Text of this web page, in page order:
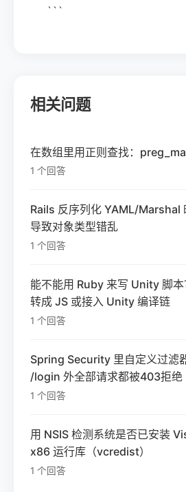
```
相关问题
在数组里用正则查找：
1 个回答
Rails 反序列化 YAML/Marshal
导致对象类型错乱
1 个回答
能不能用 Ruby 来写 Unity 脚
转成 JS 或接入 Unity 编译链
1 个回答
Spring Security 里自定义过滤
/login 外全部请求都被403拒绝
1 个回答
用 NSIS 检测系统是否已安装
x86 运行库（vcredist）
1 个回答